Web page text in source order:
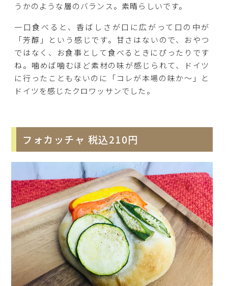
うかのような層のバランス。素晴らしいです。
一口食べると、香ばしさが口に広がって口の中が
「芳醇」という感じです。甘さはないので、おやつ
ではなく、お食事として食べるときにぴったりです
ね。噛めば噛むほど素材の味が感じられて、ドイツ
に行ったこともないのに「コレが本場の味か～」と
ドイツを感じたクロワッサンでした。
フォカッチャ 税込210円